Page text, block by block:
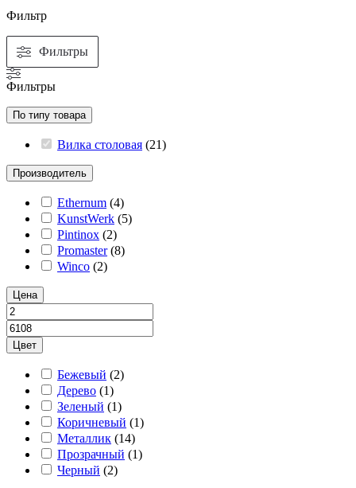
Фильтр
Фильтры
Фильтры
По типу товара
Вилка столовая (21)
Производитель
Ethernum (4)
KunstWerk (5)
Pintinox (2)
Promaster (8)
Winco (2)
Цена
Цвет
Бежевый (2)
Дерево (1)
Зеленый (1)
Коричневый (1)
Металлик (14)
Прозрачный (1)
Черный (2)